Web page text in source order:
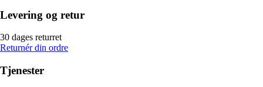
Levering og retur
30 dages returret
Returnér din ordre
Tjenester